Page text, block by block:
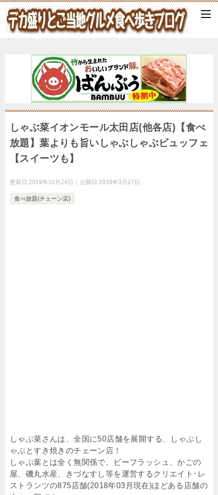
しゃぶ菜イオンモール太田店(他各店)【食べ
放題】葉よりも旨いしゃぶしゃぶビュッフェ
【スイーツも】
更新日:2019年10月24日 公開日:2018年3月27日
食べ放題(チェーン店)
しゃぶ菜さんは、全国に50店舗を展開する、しゃぶし
ゃぶとすき焼きのチェーン店！
しゃぶ葉とは全く無関係で、ビーフラッシュ、かごの
屋、磯丸水産、きづなすし等を運営するクリエイト･レ
ストランツの875店舗(2018年03月現在)ほどある店舗の